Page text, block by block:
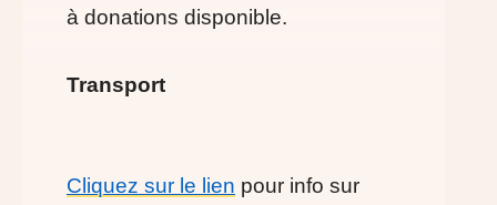
à donations disponible.
Transport
Cliquez sur le lien pour info sur